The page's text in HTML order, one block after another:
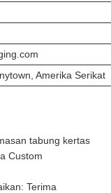
Amerika Serikat
tabung kertas
Custom
Terima